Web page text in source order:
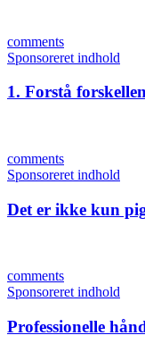
comments
Sponsoreret indhold
1. Forstå
comments
Sponsoreret indhold
Det er ikke kun
comments
Sponsoreret indhold
Professionelle